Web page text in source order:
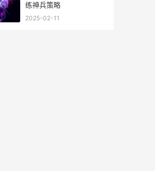
练神兵策略
2025-02-11